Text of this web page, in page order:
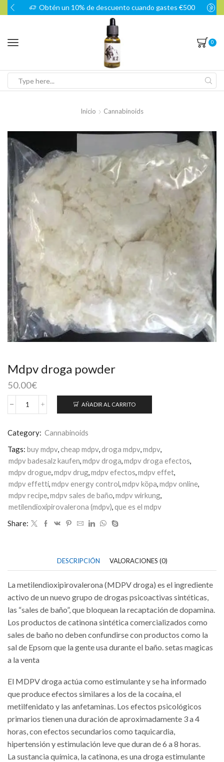
Obtén un 10% de descuento cuando gastes €500
0
Inicio Cannabinoids
Mdpv droga powder
50.00€
Mdpv
powder
cantidad
AÑADIR AL CARRITO
Category: Cannabinoids
Tags: buy mdpv, cheap mdpv,droga mdpv,mdpv,
mdpv badesalz kaufen,mdpv droga,mdpv droga efectos,
mdpv drogue,mdpv drug,mdpv efectos,mdpv effet,
mdpv effetti,mdpv energy control,mdpv köpa,mdpv online,
mdpv recipe,mdpv sales de baño,mdpv wirkung,
metilendioxipirovalerona (mdpv),que es el mdpv
Share:
DESCRIPCIÓN VALORACIONES (0)
La metilendioxipirovalerona (MDPV droga) es el ingrediente
activo de un nuevo grupo de drogas psicoactivas sintéticas,
las “sales de baño”, que bloquean la recaptación de dopamina.
Los productos de catinona sintética comercializados como
sales de baño no deben confundirse con productos como la
sal de Epsom que la gente usa durante el baño. setas magicas
a la venta
El MDPV droga actúa como estimulante y se ha informado
que produce efectos similares a los de la cocaína, el
metilfenidato y las anfetaminas. Los efectos psicológicos
primarios tienen una duración de aproximadamente 3 a 4
horas, con efectos secundarios como taquicardia,
hipertensión y estimulación leve que duran de 6 a 8 horas.
La sustancia química, la catinona, es una droga estimulante